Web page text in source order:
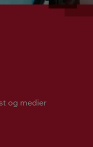
og medier